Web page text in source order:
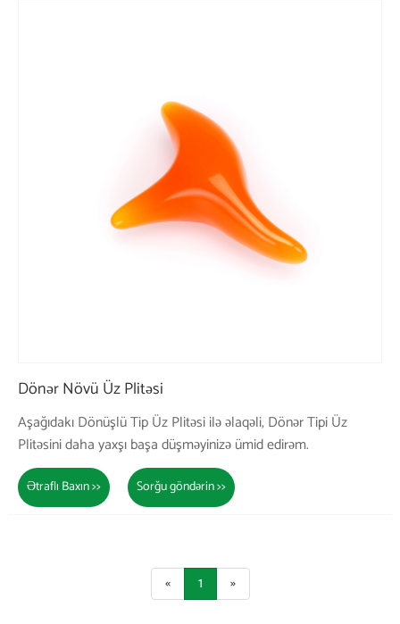
Dönər Növü Üz Plitəsi
Aşağıdakı Dönüşlü Tip Üz Plitəsi ilə əlaqəli, Dönər Tipi Üz
Plitəsini daha yaxşı başa düşməyinizə ümid edirəm.
Ətraflı Baxın >> Sorğu göndərin >>
« 1 »